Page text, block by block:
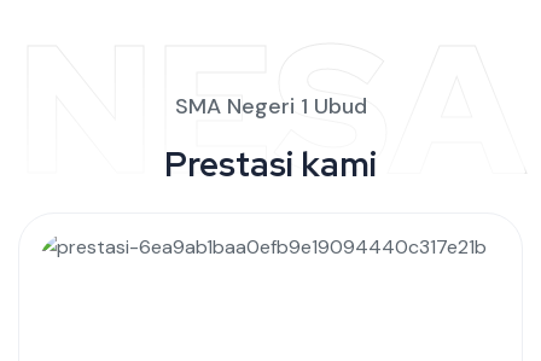
SMA Negeri 1 Ubud
NESA
Prestasi kami